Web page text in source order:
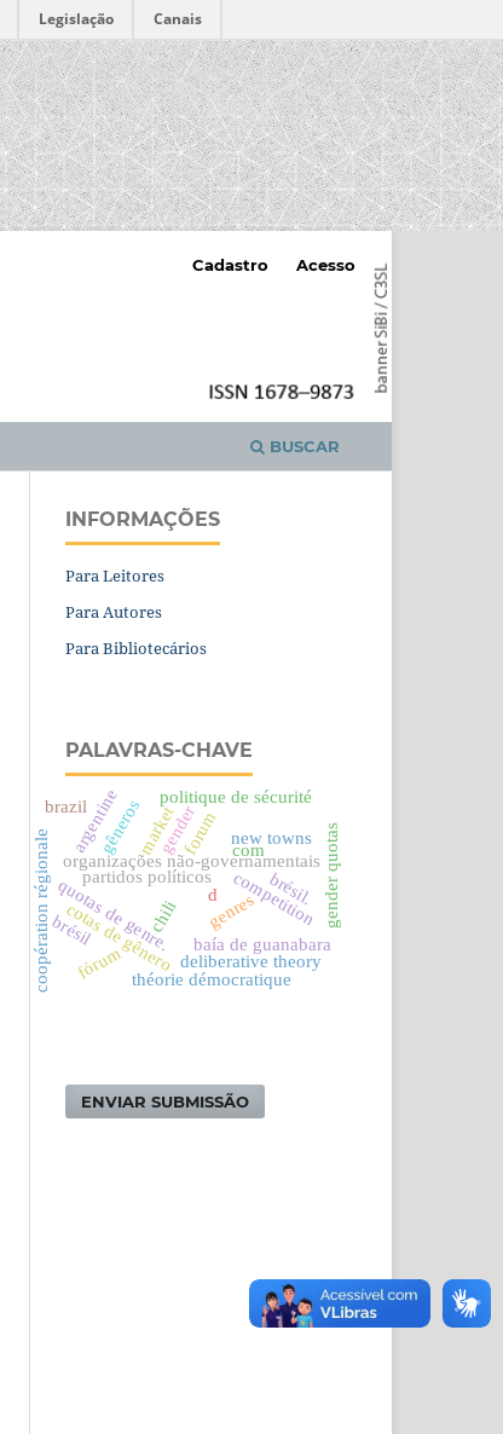
Legislação Canais
BUSCAR
Cadastro Acesso
INFORMAÇÕES
Para Leitores
Para Autores
Para Bibliotecários
PALAVRAS-CHAVE
partidos políticos
chili
baía de guanabara
organizações não-governamentais
quotas de genre. genres gender quotas
gender
cotas de gênero
gêneros com
politique de sécurité
coopération régionalebrésil
d competition
market
deliberative theory
forum
théorie démocratique
argentine
brazil
fórum
new towns
brésil.
ENVIAR SUBMISSÃO